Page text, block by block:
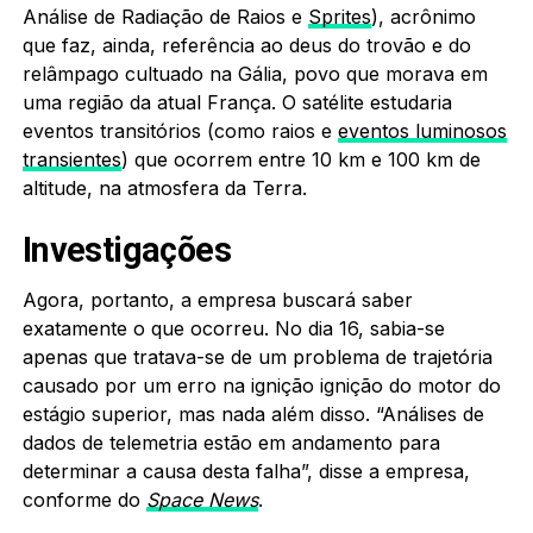
Análise de Radiação de Raios e Sprites), acrônimo
que faz, ainda, referência ao deus do trovão e do
relâmpago cultuado na Gália, povo que morava em
uma região da atual França. O satélite estudaria
eventos transitórios (como raios e eventos luminosos
transientes) que ocorrem entre 10 km e 100 km de
altitude, na atmosfera da Terra.
Investigações
Agora, portanto, a empresa buscará saber
exatamente o que ocorreu. No dia 16, sabia-se
apenas que tratava-se de um problema de trajetória
causado por um erro na ignição ignição do motor do
estágio superior, mas nada além disso. “Análises de
dados de telemetria estão em andamento para
determinar a causa desta falha”, disse a empresa,
conforme do Space News.